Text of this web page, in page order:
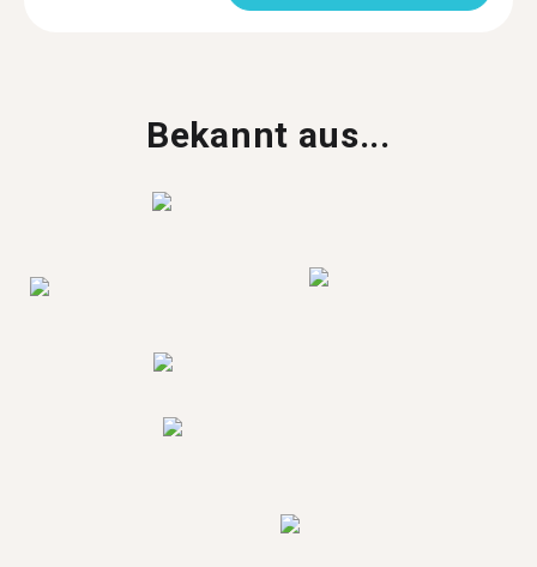
Bekannt aus...